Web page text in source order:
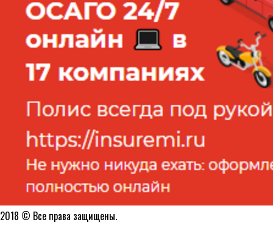
2018 © Все права защищены.